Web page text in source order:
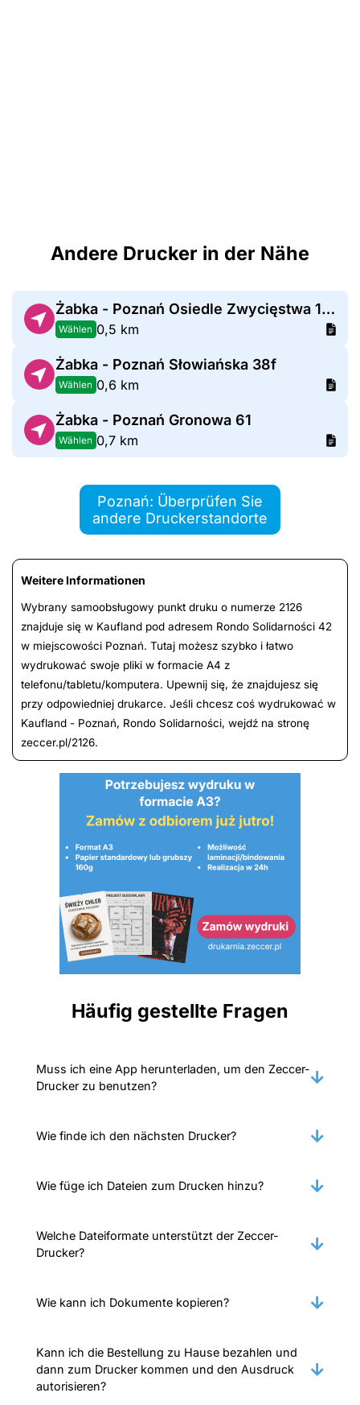
Andere Drucker in der Nähe
Żabka - Poznań Osiedle Zwycięstwa 125
Wählen 0,5 km
Żabka - Poznań Słowiańska 38f
Wählen 0,6 km
Żabka - Poznań Gronowa 61
Wählen 0,7 km
Poznań: Überprüfen Sie
andere Druckerstandorte
Weitere Informationen
Wybrany samoobsługowy punkt druku o numerze 2126
znajduje się w Kaufland pod adresem Rondo Solidarności 42
w miejscowości Poznań. Tutaj możesz szybko i łatwo
wydrukować swoje pliki w formacie A4 z
telefonu/tabletu/komputera. Upewnij się, że znajdujesz się
przy odpowiedniej drukarce. Jeśli chcesz coś wydrukować w
Kaufland - Poznań, Rondo Solidarności, wejdź na stronę
zeccer.pl/2126.
Häufig gestellte Fragen
Muss ich eine App herunterladen, um den Zeccer-
Drucker zu benutzen?
Wie finde ich den nächsten Drucker?
Wie füge ich Dateien zum Drucken hinzu?
Welche Dateiformate unterstützt der Zeccer-
Drucker?
Wie kann ich Dokumente kopieren?
Kann ich die Bestellung zu Hause bezahlen und
dann zum Drucker kommen und den Ausdruck
autorisieren?